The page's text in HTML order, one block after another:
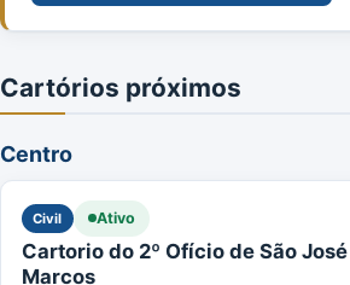
Cartórios próximos
Centro
Civil Ativo
Cartorio do 2º Ofício de São
Marcos